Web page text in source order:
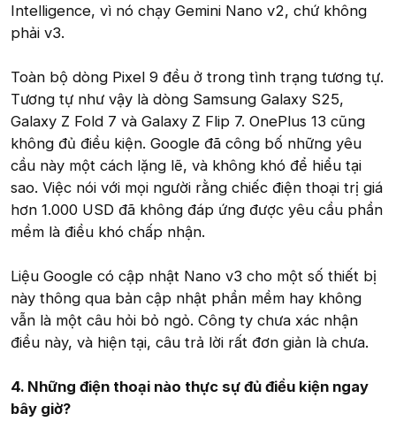
Intelligence, vì nó chạy Gemini Nano v2, chứ không
phải v3.
Toàn bộ dòng Pixel 9 đều ở trong tình trạng tương tự.
Tương tự như vậy là dòng Samsung Galaxy S25,
Galaxy Z Fold 7 và Galaxy Z Flip 7. OnePlus 13 cũng
không đủ điều kiện. Google đã công bố những yêu
cầu này một cách lặng lẽ, và không khó để hiểu tại
sao. Việc nói với mọi người rằng chiếc điện thoại trị giá
hơn 1.000 USD đã không đáp ứng được yêu cầu phần
mềm là điều khó chấp nhận.
Liệu Google có cập nhật Nano v3 cho một số thiết bị
này thông qua bản cập nhật phần mềm hay không
vẫn là một câu hỏi bỏ ngỏ. Công ty chưa xác nhận
điều này, và hiện tại, câu trả lời rất đơn giản là chưa.
4. Những điện thoại nào thực sự đủ điều kiện ngay
bây giờ?